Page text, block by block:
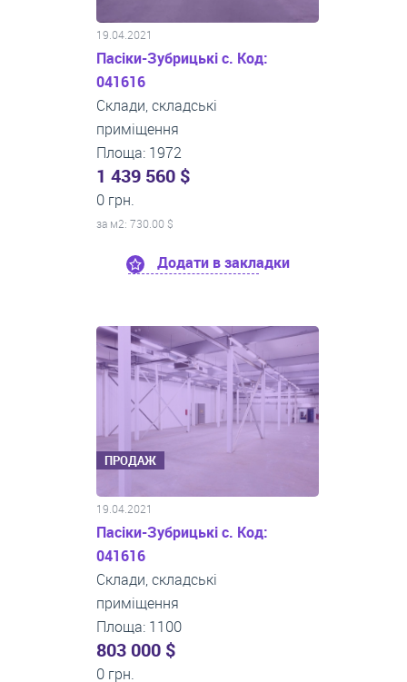
19.04.2021
Пасіки-Зубрицькі с. Код:
041616
Склади, складські
приміщення
Площа: 1972
1 439 560 $
0 грн.
за м2: 730.00 $
Додати в закладки
ПРОДАЖ
19.04.2021
Пасіки-Зубрицькі с. Код:
041616
Склади, складські
приміщення
Площа: 1100
803 000 $
0 грн.